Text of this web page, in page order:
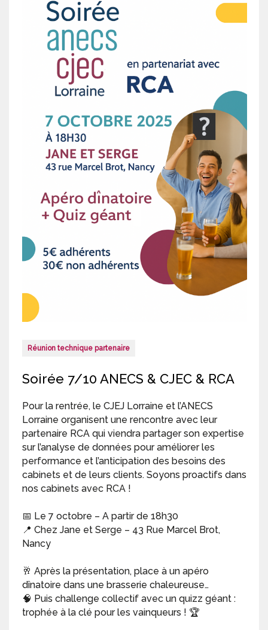
Réunion technique partenaire
Soirée 7/10 ANECS & CJEC & RCA
Pour la rentrée, le CJEJ Lorraine et l’ANECS
Lorraine organisent une rencontre avec leur
partenaire RCA qui viendra partager son expertise
sur l’analyse de données pour améliorer les
performance et l’anticipation des besoins des
cabinets et de leurs clients. Soyons proactifs dans
nos cabinets avec RCA !
📅 Le 7 octobre – A partir de 18h30
📍 Chez Jane et Serge – 43 Rue Marcel Brot,
Nancy
🥂 Après la présentation, place à un apéro
dînatoire dans une brasserie chaleureuse…
🧠 Puis challenge collectif avec un quizz géant :
trophée à la clé pour les vainqueurs ! 🏆